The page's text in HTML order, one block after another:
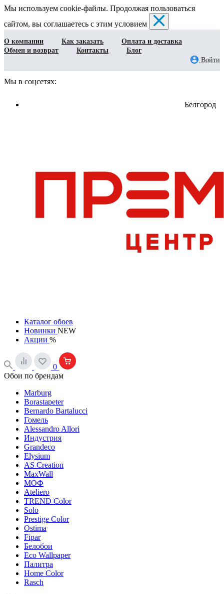
Мы используем cookie-файлы. Продолжая пользоваться
сайтом, вы соглашаетесь с этим условием
О компании Как заказать
Оплата и доставка
Обмен и возврат
Контакты
Блог
Войти
Мы в соцсетях:
Белгород
Каталог обоев
Новинки NEW
Акции %
0
Обои по брендам
Marburg
Borastapeter
Bernardo Bartalucci
Гомель
Alessandro Allori
Индустрия
Grandeco
Elysium
AS Creation
MaxWall
МОФ
Ateliero
TREND Color
Solo
Prestige Color
Ostima
Fipar
Белобои
Eco Wallpaper
Палитра
Home Color
Rasch